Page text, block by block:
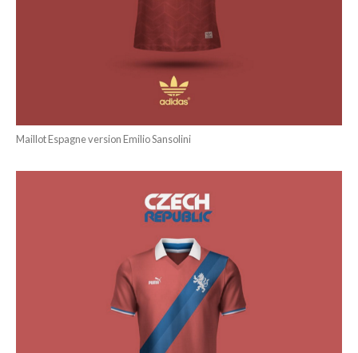
Maillot Espagne version Emilio Sansolini